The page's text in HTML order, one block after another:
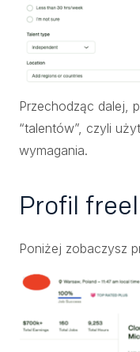
Przechodząc dalej,
“talentów”, czyli
wymagania.
Profil
Poniżej zobaczysz